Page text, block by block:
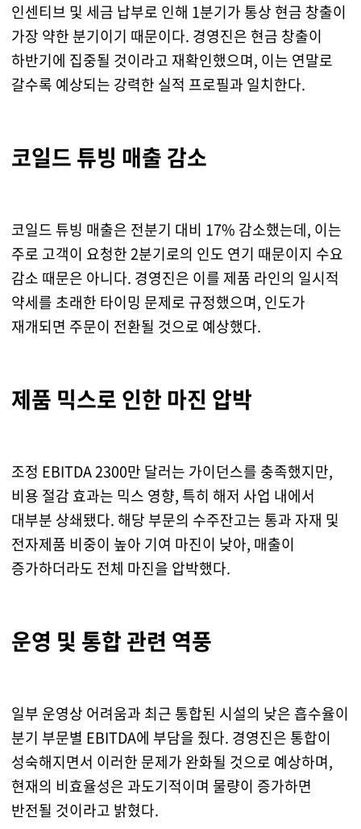
인센티브 및 세금 납부로 인해 1분기가 통상 현금 창출이
가장 약한 분기이기 때문이다. 경영진은 현금 창출이
하반기에 집중될 것이라고 재확인했으며, 이는 연말로
갈수록 예상되는 강력한 실적 프로필과 일치한다.
코일드 튜빙 매출 감소
코일드 튜빙 매출은 전분기 대비 17% 감소했는데, 이는
주로 고객이 요청한 2분기로의 인도 연기 때문이지 수요
감소 때문은 아니다. 경영진은 이를 제품 라인의 일시적
약세를 초래한 타이밍 문제로 규정했으며, 인도가
재개되면 주문이 전환될 것으로 예상했다.
제품 믹스로 인한 마진 압박
조정 EBITDA 2300만 달러는 가이던스를 충족했지만,
비용 절감 효과는 믹스 영향, 특히 해저 사업 내에서
대부분 상쇄됐다. 해당 부문의 수주잔고는 통과 자재 및
전자제품 비중이 높아 기여 마진이 낮아, 매출이
증가하더라도 전체 마진을 압박했다.
운영 및 통합 관련 역풍
일부 운영상 어려움과 최근 통합된 시설의 낮은 흡수율이
분기 부문별 EBITDA에 부담을 줬다. 경영진은 통합이
성숙해지면서 이러한 문제가 완화될 것으로 예상하며,
현재의 비효율성은 과도기적이며 물량이 증가하면
반전될 것이라고 밝혔다.